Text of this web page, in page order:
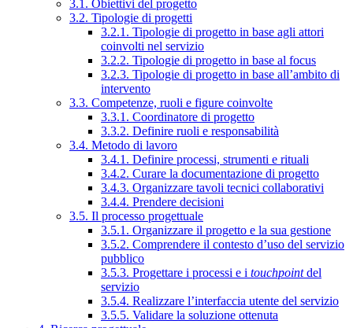
3.1. Obiettivi del progetto
3.2. Tipologie di progetti
3.2.1. Tipologie di progetto in base agli attori
coinvolti nel servizio
3.2.2. Tipologie di progetto in base al focus
3.2.3. Tipologie di progetto in base all’ambito di
intervento
3.3. Competenze, ruoli e figure coinvolte
3.3.1. Coordinatore di progetto
3.3.2. Definire ruoli e responsabilità
3.4. Metodo di lavoro
3.4.1. Definire processi, strumenti e rituali
3.4.2. Curare la documentazione di progetto
3.4.3. Organizzare tavoli tecnici collaborativi
3.4.4. Prendere decisioni
3.5. Il processo progettuale
3.5.1. Organizzare il progetto e la sua gestione
3.5.2. Comprendere il contesto d’uso del servizio
pubblico
3.5.3. Progettare i processi e i touchpointdel
servizio
3.5.4. Realizzare l’interfaccia utente del servizio
3.5.5. Validare la soluzione ottenuta